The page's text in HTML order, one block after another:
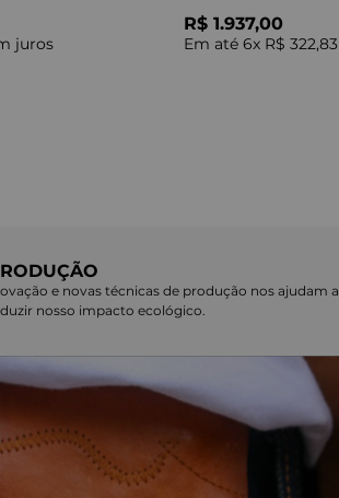
juros
R$ 1.937,00
Em até 6x R$ 322,83
e novas técnicas de produção nos ajudam a
nosso impacto ecológico.